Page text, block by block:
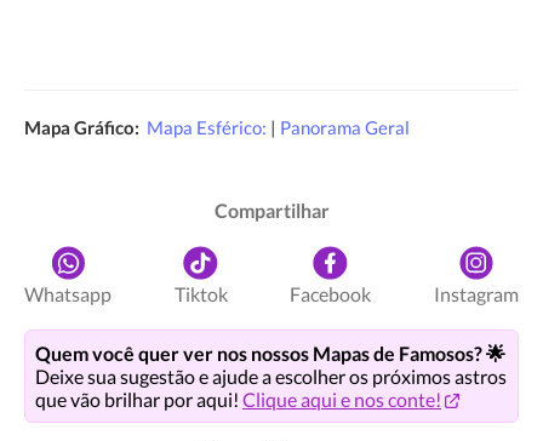
Mapa Gráfico: Mapa Esférico: | Panorama Geral
Compartilhar
Whatsapp Tiktok Facebook Instagram
Quem você quer ver nos nossos Mapas de Famosos? 🌟
Deixe sua sugestão e ajude a escolher os próximos astros
que vão brilhar por aqui! Clique aqui e nos conte!